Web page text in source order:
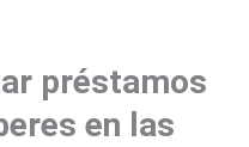
préstamos
en las